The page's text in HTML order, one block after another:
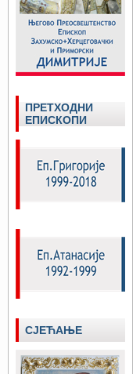
ПРЕТХОДНИ
ЕПИСКОПИ
СЈЕЋАЊЕ